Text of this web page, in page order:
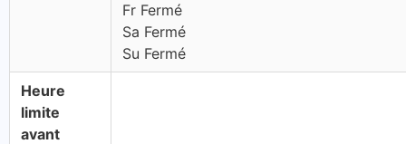
Fr Fermé
Sa Fermé
Su Fermé
Heure
limite
avant